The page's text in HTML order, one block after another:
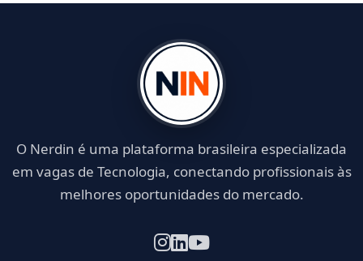
O Nerdin é uma plataforma brasileira especializada
em vagas de Tecnologia, conectando profissionais às
melhores oportunidades do mercado.